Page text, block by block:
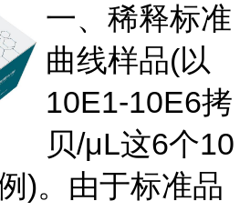
一、稀释标准
曲线样品(以
10E1-10E6拷
贝/μL这6个10
)。由于标准品